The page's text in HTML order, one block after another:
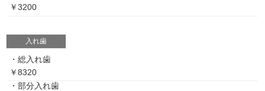
￥3200
入れ歯
・総入れ歯
￥8320
・部分入れ歯